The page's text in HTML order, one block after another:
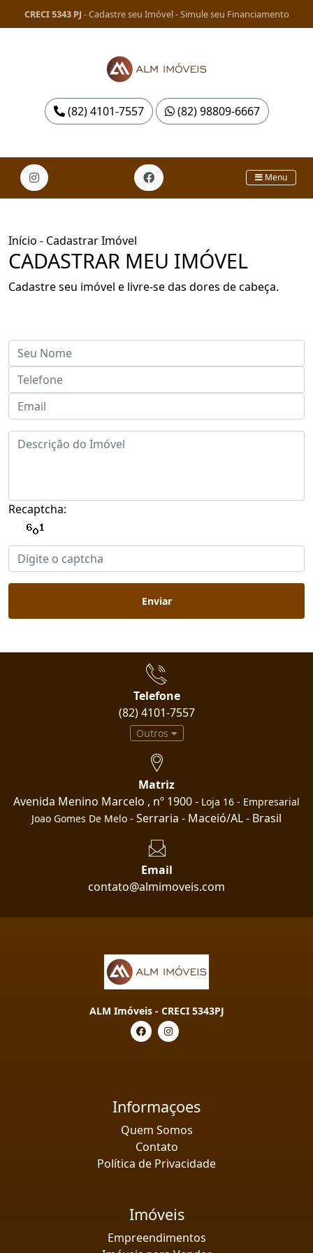
CRECI 5343 PJ -Cadastre seu Imóvel-Simule seu Financiamento
(82) 4101-7557 (82) 98809-6667
Menu
Início - Cadastrar Imóvel
CADASTRAR MEU IMÓVEL
Cadastre seu imóvel e livre-se das dores de cabeça.
Recaptcha:
Enviar
Telefone
(82) 4101-7557
Outros
Matriz
Avenida Menino Marcelo , nº 1900 - Loja 16 - Empresarial
Joao Gomes De Melo - Serraria - Maceió/AL - Brasil
Email
contato@almimoveis.com
ALM Imóveis - CRECI 5343PJ
Informaçoes
Quem Somos
Contato
Política de Privacidade
Imóveis
Empreendimentos